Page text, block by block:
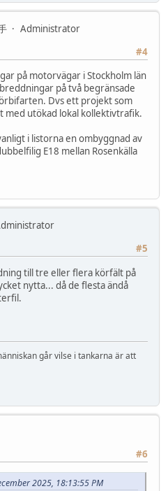
Administrator
#4
på motorvägar i Stockholm län
på två begränsade
Dvs ett projekt som
med utökad lokal kollektivtrafik.
i listorna en ombyggnad av
E18 mellan Rosenkälla
#5
till tre eller flera körfält på
nytta... då de flesta ändå
går vilse i tankarna är att
#6
2025, 18:13:55 PM